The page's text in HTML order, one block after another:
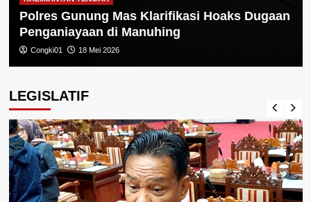
Polres Gunung Mas Klarifikasi Hoaks Dugaan
Penganiayaan di Manuhing
Congki01 18 Mei 2026
LEGISLATIF